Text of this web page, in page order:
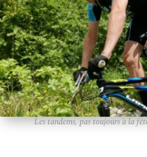
Les tandems, pas toujours à la